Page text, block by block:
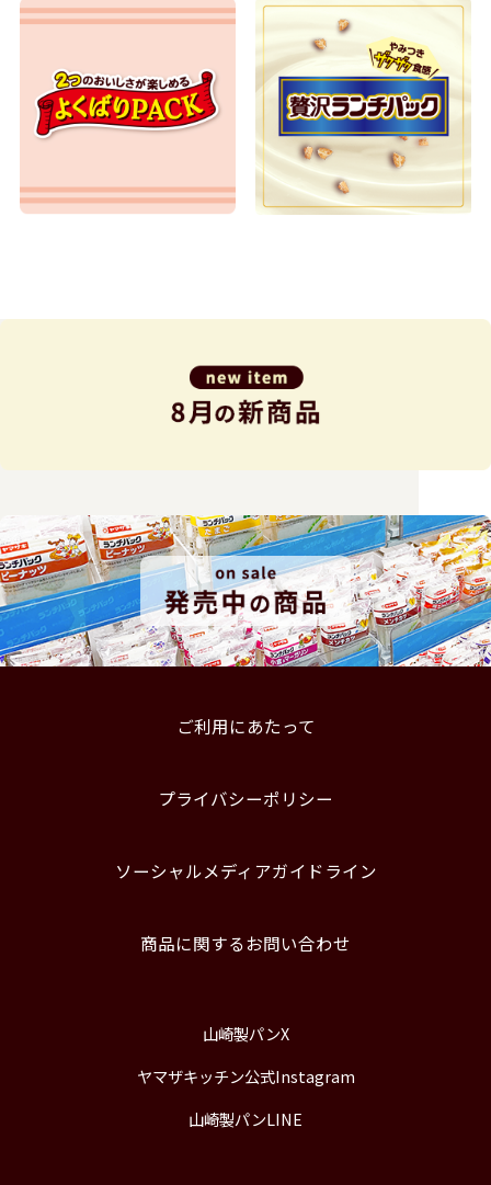
ご利用にあたって
プライバシーポリシー
ソーシャルメディアガイドライン
商品に関するお問い合わせ
山崎製パンX
ヤマザキッチン公式Instagram
山崎製パンLINE